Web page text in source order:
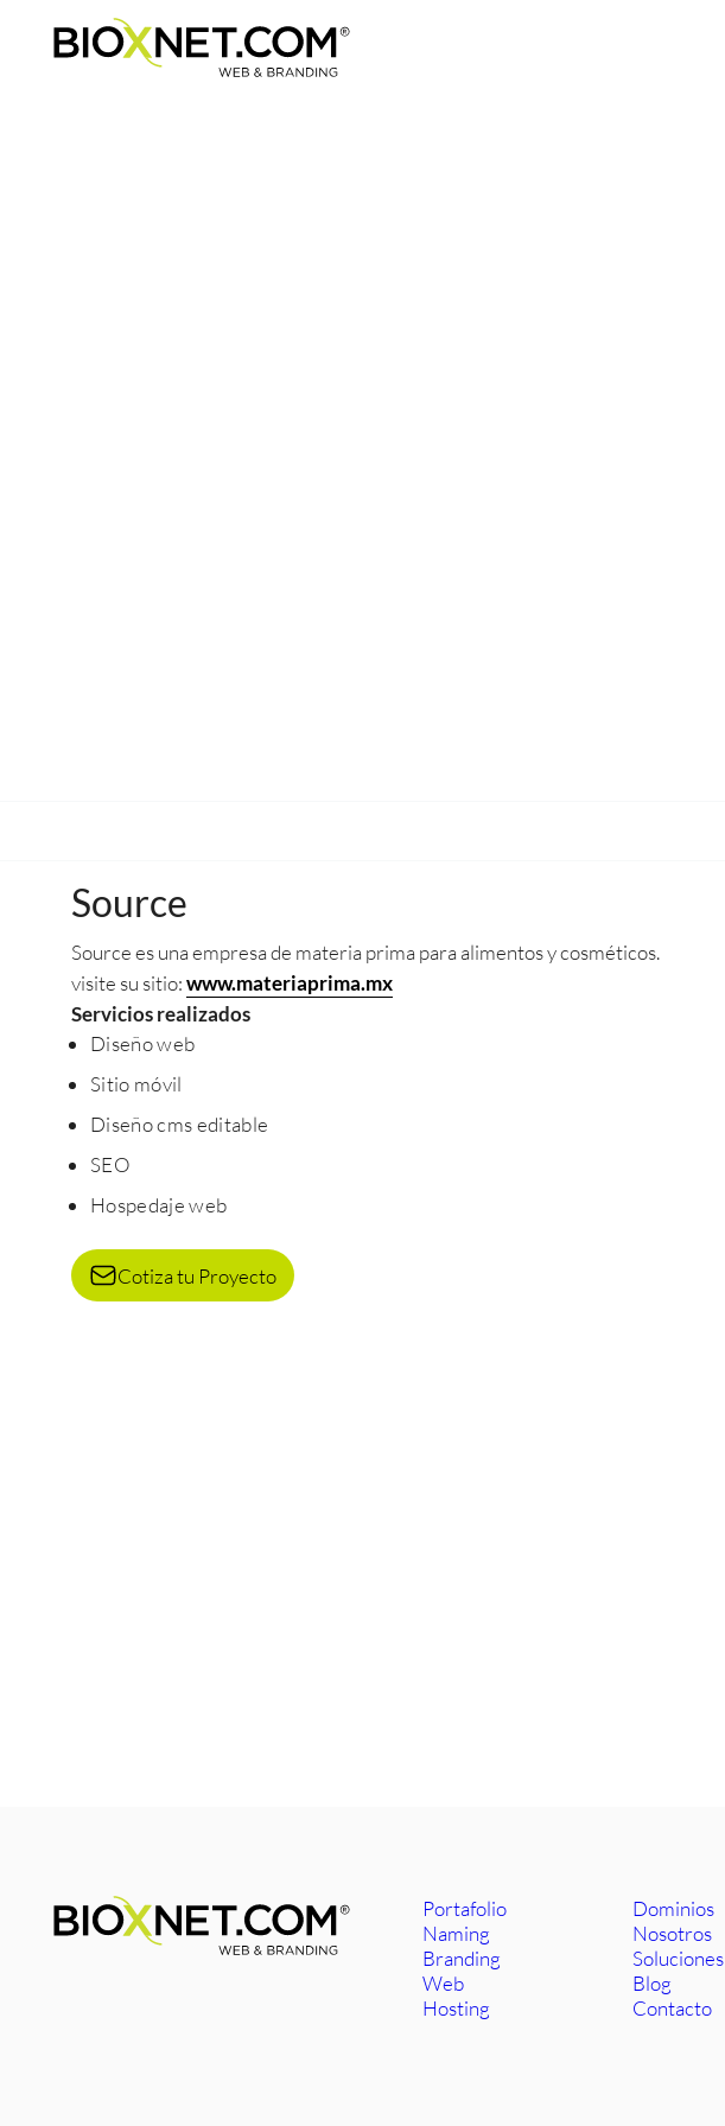
Source
Source es una empresa de materia prima para alimentos y cosméticos.
visite su sitio:www.materiaprima.mx
Servicios realizados
Diseño web
Sitio móvil
Diseño cms editable
SEO
Hospedaje web
Cotiza tu Proyecto
Portafolio
Naming
Branding
Web
Hosting
Dominios
Nosotros
Soluciones
Blog
Contacto